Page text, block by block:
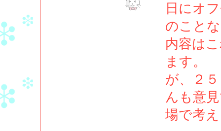
日にオ
のこと
内容は
ます。
が、２
んも意
場で考